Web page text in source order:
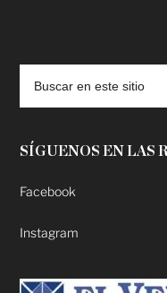
SÍGUENOS EN LAS
Facebook
Instagram